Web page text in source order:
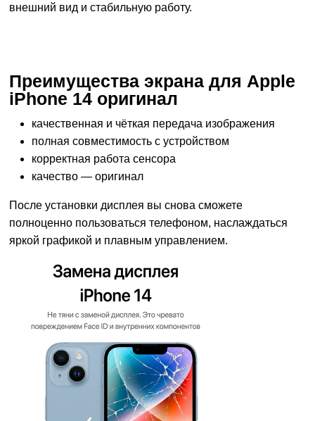
внешний вид и стабильную работу.
Преимущества экрана для Apple
iPhone 14 оригинал
качественная и чёткая передача изображения
полная совместимость с устройством
корректная работа сенсора
качество — оригинал
После установки дисплея вы снова сможете
полноценно пользоваться телефоном, наслаждаться
яркой графикой и плавным управлением.